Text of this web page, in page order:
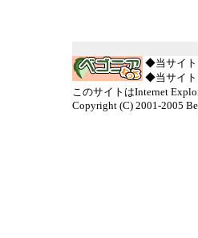
◆当サイト
◆当サイト
このサイトはInternet
Copyright (C) 2001-2005